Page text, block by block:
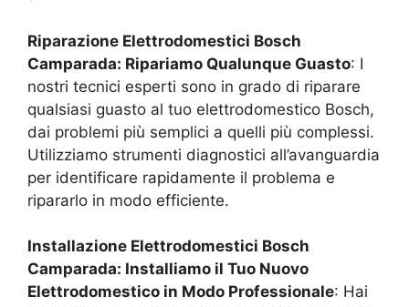
Riparazione Elettrodomestici Bosch
Camparada: Ripariamo Qualunque Guasto: I
nostri tecnici esperti sono in grado di riparare
qualsiasi guasto al tuo elettrodomestico Bosch,
dai problemi più semplici a quelli più complessi.
Utilizziamo strumenti diagnostici all’avanguardia
per identificare rapidamente il problema e
ripararlo in modo efficiente.
Installazione Elettrodomestici Bosch
Camparada: Installiamo il Tuo Nuovo
Elettrodomestico in Modo Professionale: Hai